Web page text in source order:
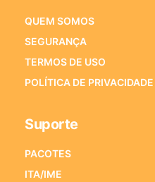
QUEM SOMOS
SEGURANÇA
TERMOS DE USO
POLÍTICA DE PRIVACIDADE
Suporte
PACOTES
ITA/IME